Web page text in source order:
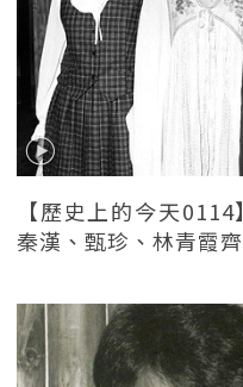
【歷史上的今天
秦漢、甄珍、林青霞